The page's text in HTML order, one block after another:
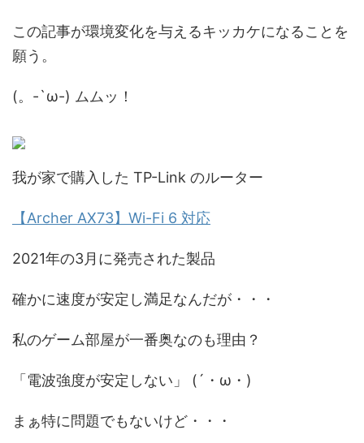
この記事が環境変化を与えるキッカケになることを
願う。
(。-`ω-) ムムッ！
我が家で購入した TP-Link のルーター
【Archer AX73】Wi-Fi 6 対応
2021年の3月に発売された製品
確かに速度が安定し満足なんだが・・・
私のゲーム部屋が一番奥なのも理由？
「電波強度が安定しない」 (´・ω・)
まぁ特に問題でもないけど・・・